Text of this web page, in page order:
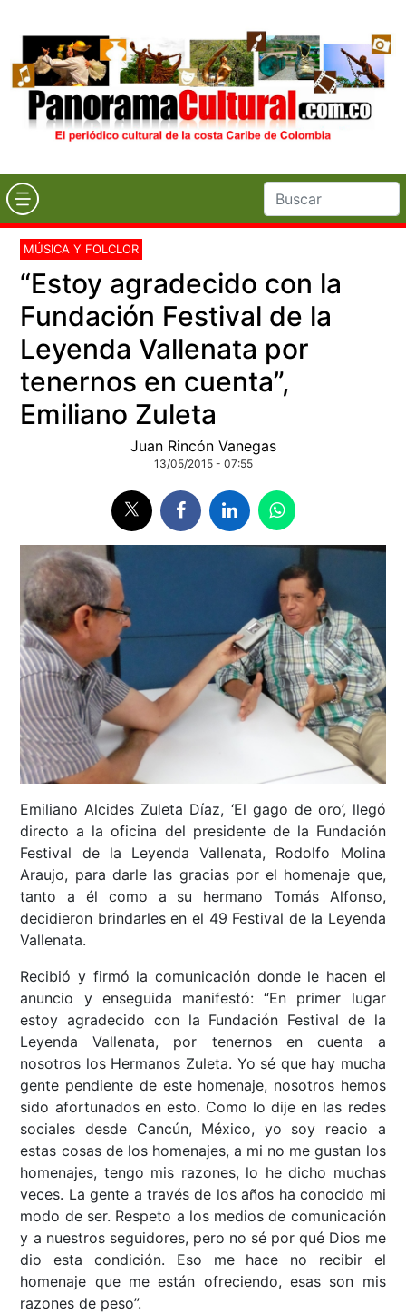
MÚSICA Y FOLCLOR
“Estoy agradecido con la
Fundación Festival de la
Leyenda Vallenata por
tenernos en cuenta”,
Emiliano Zuleta
Juan Rincón Vanegas
13/05/2015 - 07:55
Emiliano Alcides Zuleta Díaz, ‘El gago de oro’, llegó
directo a la oficina del presidente de la Fundación
Festival de la Leyenda Vallenata, Rodolfo Molina
Araujo, para darle las gracias por el homenaje que,
tanto a él como a su hermano Tomás Alfonso,
decidieron brindarles en el 49 Festival de la Leyenda
Vallenata.
Recibió y firmó la comunicación donde le hacen el
anuncio y enseguida manifestó: “En primer lugar
estoy agradecido con la Fundación Festival de la
Leyenda Vallenata, por tenernos en cuenta a
nosotros los Hermanos Zuleta. Yo sé que hay mucha
gente pendiente de este homenaje, nosotros hemos
sido afortunados en esto. Como lo dije en las redes
sociales desde Cancún, México, yo soy reacio a
estas cosas de los homenajes, a mi no me gustan los
homenajes, tengo mis razones, lo he dicho muchas
veces. La gente a través de los años ha conocido mi
modo de ser. Respeto a los medios de comunicación
y a nuestros seguidores, pero no sé por qué Dios me
dio esta condición. Eso me hace no recibir el
homenaje que me están ofreciendo, esas son mis
razones de peso”.